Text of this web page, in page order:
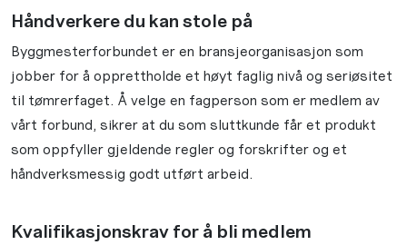
Håndverkere du kan stole på
Byggmesterforbundet er en bransjeorganisasjon som
jobber for å opprettholde et høyt faglig nivå og seriøsitet
til tømrerfaget. Å velge en fagperson som er medlem av
vårt forbund, sikrer at du som sluttkunde får et produkt
som oppfyller gjeldende regler og forskrifter og et
håndverksmessig godt utført arbeid.
Kvalifikasjonskrav for å bli medlem